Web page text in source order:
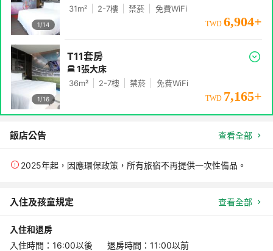
1/14
31m² 2-7樓 禁菸 免費WiFi
TWD 6,904+
1/16
T11套房
1張大床
36m² 2-7樓 禁菸 免費WiFi
TWD 7,165+
飯店公告 查看全部
2025年起，因應環保政策，所有旅宿不再提供一次性備品。
入住及孩童規定 查看全部
入住和退房
入住時間：16:00以後 退房時間：11:00以前